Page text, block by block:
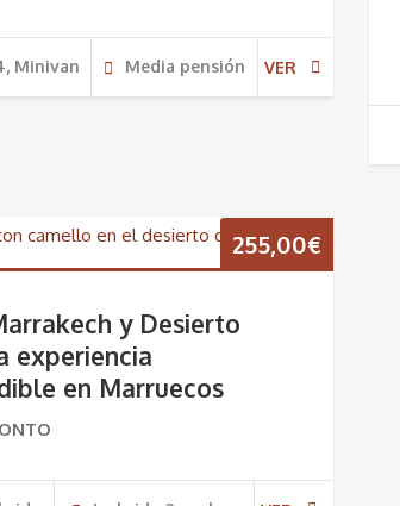
Minivan Media pensión VER
255,00€
y Desierto
experiencia
en Marruecos